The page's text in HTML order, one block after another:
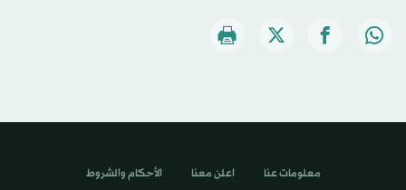
معلومات عنا اعلن معنا الأحكام والشروط